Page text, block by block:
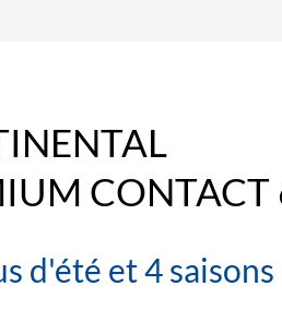
CONTACT
d'été et 4 saisons